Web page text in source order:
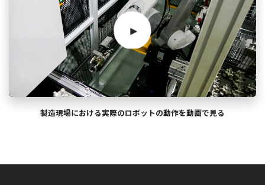
製造現場における実際のロボットの動作を動画で見る